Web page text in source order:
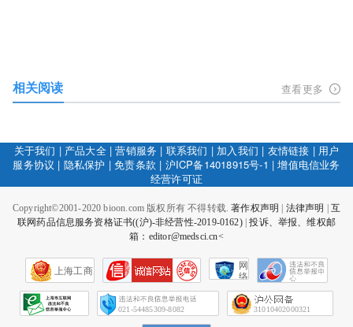
相关阅读 查看更多
关于我们 | 产品大全|营销服务 | 联系我们 | 加入我们 | 友情链接 | 用户
服务协议 | 隐私保护 |免责条款 | 沪ICP备14018915号-1 |增值电信业务
经营许可证
Copyright©2001-2020 bioon.com 版权所有 不得转载.著作权声明 法律声明
互
联网药品信息服务资格证书((沪)-非经营性-2019-0162)|投诉、举报、维权邮
箱：editor@medsci.cn<
上海工商
网
络
会
征
021-54485309-8082 31010402000321